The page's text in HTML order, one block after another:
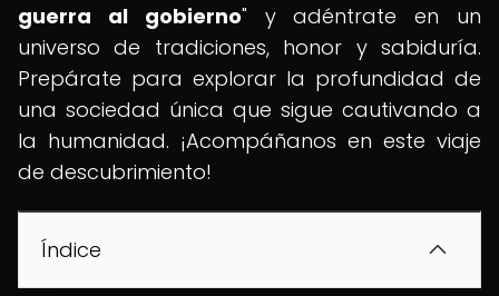
guerra al gobierno" y adéntrate en un
universo de tradiciones, honor y sabiduría.
Prepárate para explorar la profundidad de
una sociedad única que sigue cautivando a
la humanidad. ¡Acompáñanos en este viaje
de descubrimiento!
Índice